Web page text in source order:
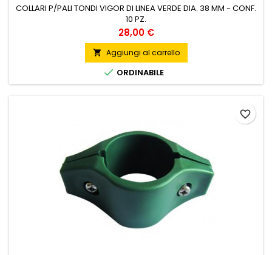
COLLARI P/PALI TONDI VIGOR DI LINEA VERDE DIA. 38 MM - CONF.
10 PZ.
Prezzo
28,00 €
 Aggiungi al carrello
 ORDINABILE
favorite_border